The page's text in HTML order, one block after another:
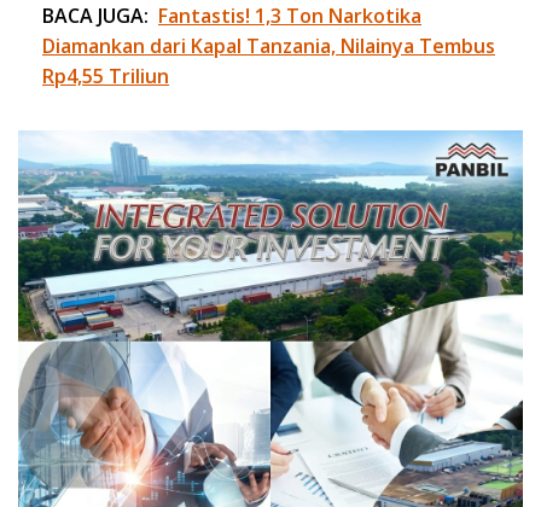
BACA JUGA: Fantastis! 1,3 Ton Narkotika
Diamankan dari Kapal Tanzania, Nilainya Tembus
Rp4,55 Triliun